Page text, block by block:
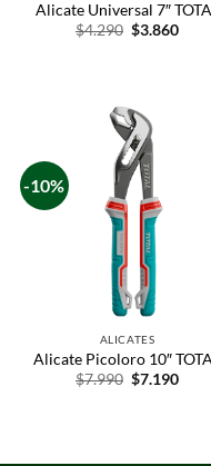
Alicate Universal 7″
$4.290 $3.860
-10%
ALICATES
Alicate Picoloro 10″
$7.990 $7.190